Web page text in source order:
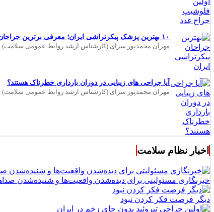
۱۰ بهترین پزشک پیکرتراشی ایران؛ معرفی برترین جراحان زیبایی بدن
مهران محمدپور سرای (کارشناس ارشد روابط عمومی سلامت)
آیا جراحی های زیبایی در دوران بارداری خطرناک هستند؟
مهران محمدپور سرای (کارشناس ارشد روابط عمومی سلامت)
اخبار نظام سلامت
خبرنگاری مسئولیتی برای دیده‌شدن واقعیت‌ها و شنیده‌شدن
دیگر فرصت فکر کردن نبود